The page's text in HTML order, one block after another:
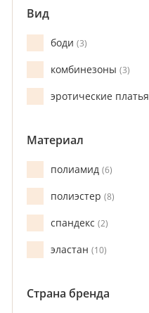
Вид
боди 3
комбинезоны 3
эротические платья
Материал
полиамид 6
полиэстер 8
спандекс 2
эластан 10
Страна бренда